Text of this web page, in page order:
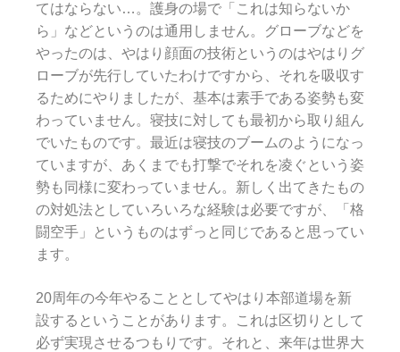
てはならない…。護身の場で「これは知らないか
ら」などというのは通用しません。グローブなどを
やったのは、やはり顔面の技術というのはやはりグ
ローブが先行していたわけですから、それを吸収す
るためにやりましたが、基本は素手である姿勢も変
わっていません。寝技に対しても最初から取り組ん
でいたものです。最近は寝技のブームのようになっ
ていますが、あくまでも打撃でそれを凌ぐという姿
勢も同様に変わっていません。新しく出てきたもの
の対処法としていろいろな経験は必要ですが、「格
闘空手」というものはずっと同じであると思ってい
ます。
20周年の今年やることとしてやはり本部道場を新
設するということがあります。これは区切りとして
必ず実現させるつもりです。それと、来年は世界大